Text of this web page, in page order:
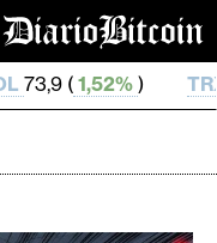
TRX0,327 687 (